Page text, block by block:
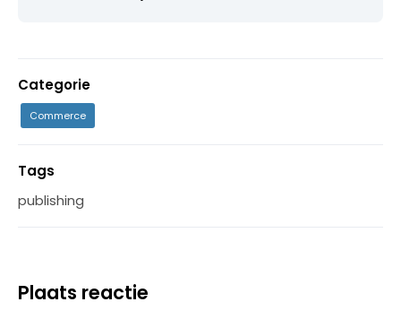
Categorie
Commerce
Tags
publishing
Plaats reactie